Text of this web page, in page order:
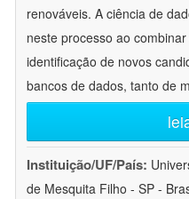
renováveis. A ciência de
neste processo ao
identificação de novos
bancos de dados, tanto de
Instituição/UF/País:
de Mesquita Filho - SP -